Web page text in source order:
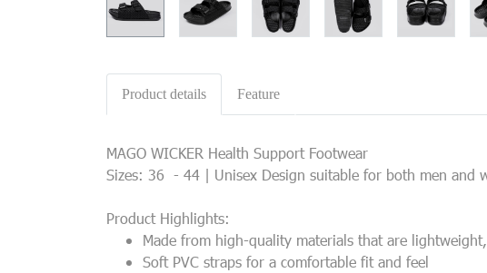
Product details Feature
MAGO WICKER Health Support Footwear
Sizes: 36 - 44 | Unisex Design suitable for both men and
Product Highlights:
Made from high-quality materials that are
Soft PVC straps for a comfortable fit and feel